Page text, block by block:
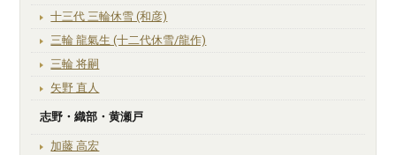
十三代 三輪休雪 (和彦)
三輪 龍氣生 (十二代休雪/龍作)
三輪 将嗣
矢野 直人
志野・織部・黄瀬戸
加藤 高宏